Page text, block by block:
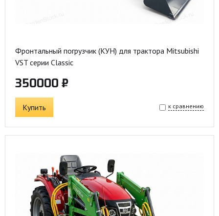
Фронтальный погрузчик (КУН) для трактора Mitsubishi
VST серии Classic
350000 ₽
Купить к сравнению